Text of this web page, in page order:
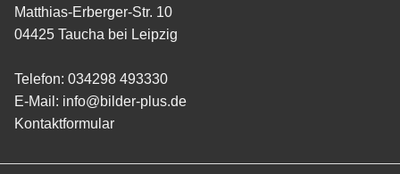
Matthias-Erberger-Str. 10
04425 Taucha bei Leipzig
Telefon: 034298 493330
E-Mail: info@bilder-plus.de
Kontaktformular